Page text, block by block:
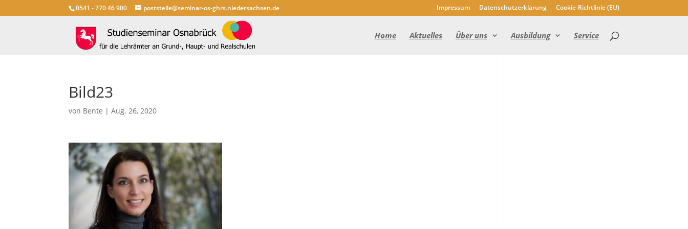
0541 - 770 46 900 poststelle@seminar-os-ghrs.niedersachsen.de Impressum Datenschutzerklärung Cookie-Richtlinie (EU)
Home Aktuelles Über uns Ausbildung Service
Bild23
von Bente |Aug. 26, 2020